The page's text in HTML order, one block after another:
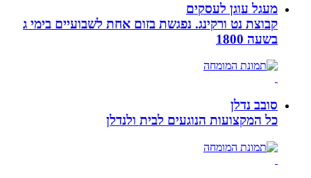
מעגל עוגן לעסקים
קבוצת נט ורקינג. נפגשת בזום אחת לשבועיים בימי ג
בשעה 1800
סובב נדלן
כל המקצועות הנוגעים לבית ולנדלן